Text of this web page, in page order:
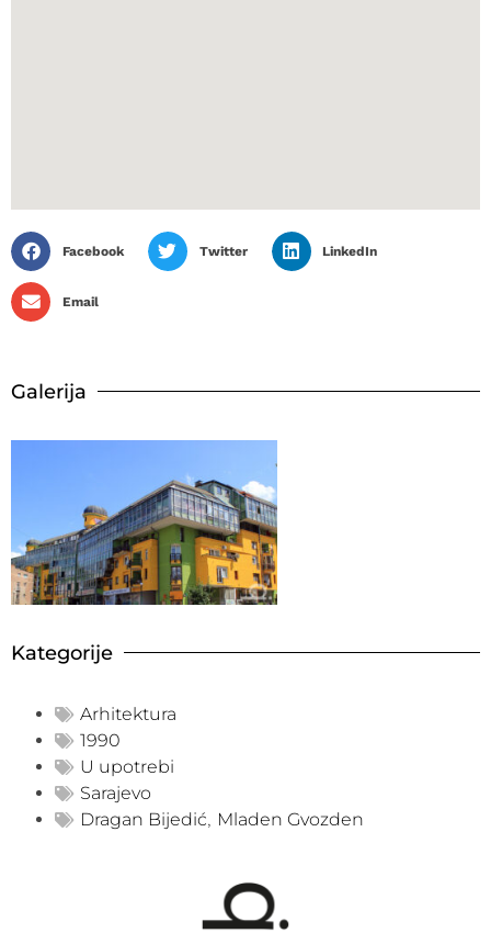
Facebook Twitter LinkedIn
Email
Galerija
Kategorije
Arhitektura
1990
U upotrebi
Sarajevo
Dragan Bijedić, Mladen Gvozden